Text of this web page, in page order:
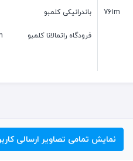
761m باندرانیکی کلمبو
فرودگاه راتمالانا کلمبو
نمایش تمامی تصاویر ارسالی